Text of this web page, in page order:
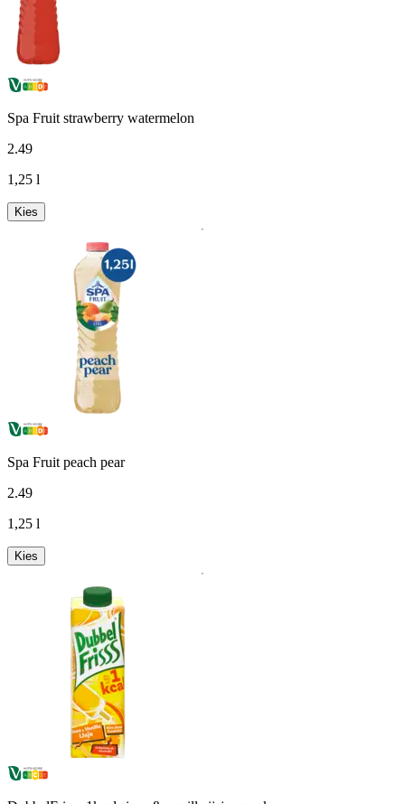
Spa Fruit strawberry watermelon
2.49
1,25 l
Kies
Spa Fruit peach pear
2.49
1,25 l
Kies